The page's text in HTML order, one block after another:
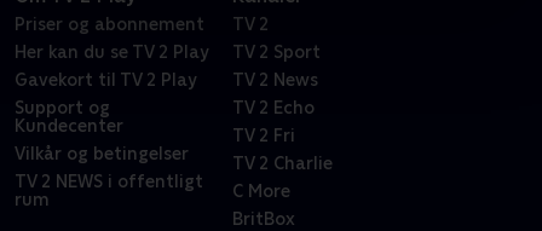
Priser og abonnement
Her kan du se TV 2 Play
Gavekort til TV 2 Play
Support og
Kundecenter
Vilkår og betingelser
TV 2 NEWS i offentligt
rum
TV 2
TV 2 Sport
TV 2 News
TV 2 Echo
TV 2 Fri
TV 2 Charlie
C More
BritBox